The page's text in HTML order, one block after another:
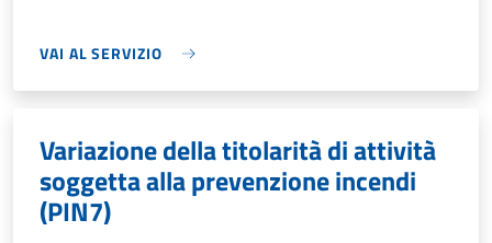
VAI AL SERVIZIO
Variazione della titolarità di attività
soggetta alla prevenzione incendi
(PIN7)